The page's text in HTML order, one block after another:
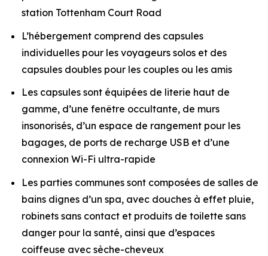
station Tottenham Court Road
L’hébergement comprend des capsules
individuelles pour les voyageurs solos et des
capsules doubles pour les couples ou les amis
Les capsules sont équipées de literie haut de
gamme, d’une fenêtre occultante, de murs
insonorisés, d’un espace de rangement pour les
bagages, de ports de recharge USB et d’une
connexion Wi-Fi ultra-rapide
Les parties communes sont composées de salles de
bains dignes d’un spa, avec douches à effet pluie,
robinets sans contact et produits de toilette sans
danger pour la santé, ainsi que d’espaces
coiffeuse avec sèche-cheveux